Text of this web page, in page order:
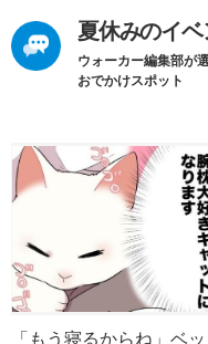
夏休みのイ
ウォーカー編集部が
おでかけスポット
「もう寝るからね」ベ